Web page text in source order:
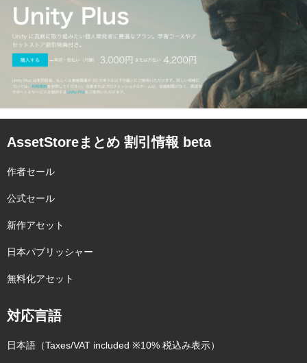
AssetStoreまとめ 割引情報 beta
作者セール
公式セール
新作アセット
日本パブリッシャー
無料化アセット
対応言語
日本語（Taxes/VAT included ※10% 税込み表示）